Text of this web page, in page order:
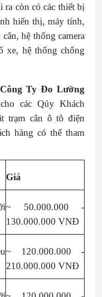
ra còn có các thiết bị
hiển thị, máy tính,
hệ thống camera
xe, hệ thống chống
Công Ty Đo Lường
các Qúy Khách
trạm cân ô tô điện
hàng có thể tham
Giá
~ 50.000.000 -
130.000.000 VNĐ
~ 120.000.000 -
210.000.000 VNĐ